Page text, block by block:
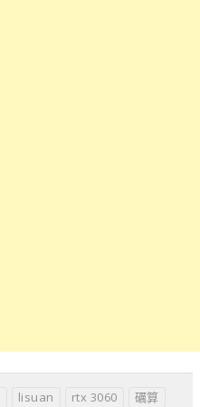
lisuan rtx 3060 礪算